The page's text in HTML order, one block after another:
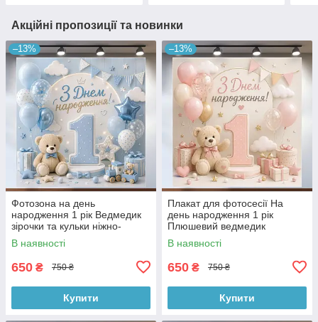
Акційні пропозиції та новинки
–13%
Фотозона на день
народження 1 рік Ведмедик
зірочки та кульки ніжно-
блакитний 120x120 см,
№43263
В наявності
650 ₴ 750 ₴
Купити
–13%
Плакат для фотосесії На
день народження 1 рік
Плюшевий ведмедик
рожевий 120x120 см,
№43248
В наявності
650 ₴ 750 ₴
Купити